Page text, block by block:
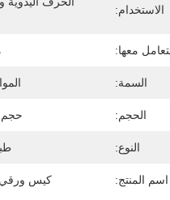
الاستخدام:
معها:
السمة:
الحجم:
النوع:
اسم المنتج: كيس ورقي